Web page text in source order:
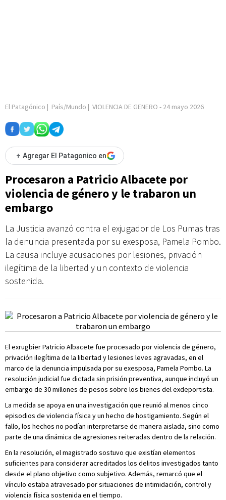
El Patagónico | País/Mundo | VIOLENCIA DE GENERO - 24 mayo 2026
+ Agregar El Patagonico en
Procesaron a Patricio Albacete por
violencia de género y le trabaron un
embargo
La Justicia avanzó contra el exjugador de Los Pumas tras
la denuncia presentada por su exesposa, Pamela Pombo.
La causa incluye acusaciones por lesiones, privación
ilegítima de la libertad y un contexto de violencia
sostenida.
El exrugbier Patricio Albacete fue procesado por violencia de género,
privación ilegítima de la libertad y lesiones leves agravadas, en el
marco de la denuncia impulsada por su exesposa, Pamela Pombo. La
resolución judicial fue dictada sin prisión preventiva, aunque incluyó un
embargo de 30 millones de pesos sobre los bienes del exdeportista.
La medida se apoya en una investigación que reunió al menos cinco
episodios de violencia física y un hecho de hostigamiento. Según el
fallo, los hechos no podían interpretarse de manera aislada, sino como
parte de una dinámica de agresiones reiteradas dentro de la relación.
En la resolución, el magistrado sostuvo que existían elementos
suficientes para considerar acreditados los delitos investigados tanto
desde el plano objetivo como subjetivo. Además, remarcó que el
vínculo estaba atravesado por situaciones de intimidación, control y
violencia física sostenida en el tiempo.